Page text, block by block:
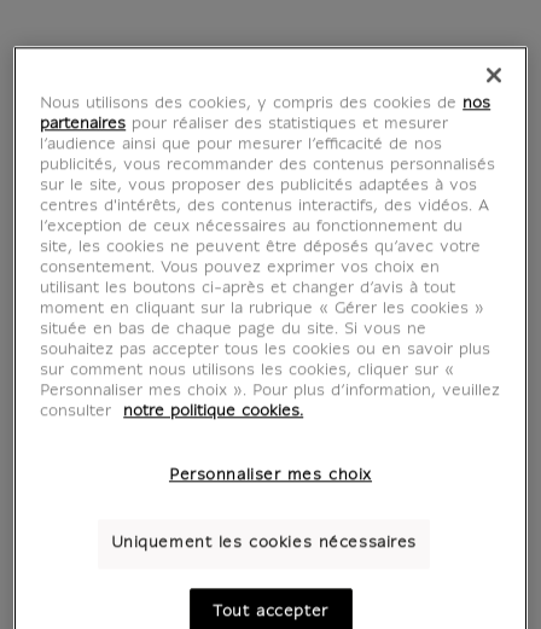
Nous utilisons des cookies, y compris des cookies de nos
partenaires pour réaliser des statistiques et mesurer
l’audience ainsi que pour mesurer l’efficacité de nos
publicités, vous recommander des contenus personnalisés
sur le site, vous proposer des publicités adaptées à vos
centres d'intérêts, des contenus interactifs, des vidéos. A
l’exception de ceux nécessaires au fonctionnement du
site, les cookies ne peuvent être déposés qu’avec votre
consentement. Vous pouvez exprimer vos choix en
utilisant les boutons ci-après et changer d’avis à tout
moment en cliquant sur la rubrique « Gérer les cookies »
située en bas de chaque page du site. Si vous ne
souhaitez pas accepter tous les cookies ou en savoir plus
sur comment nous utilisons les cookies, cliquer sur «
Personnaliser mes choix ». Pour plus d’information, veuillez
consulter
notre politique cookies.
Personnaliser mes choix
Uniquement les cookies nécessaires
Tout accepter